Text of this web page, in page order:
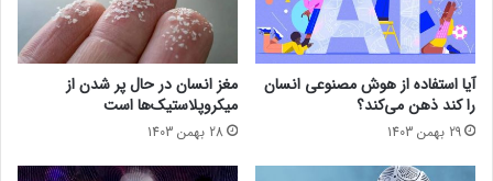
ت
ز
م
ا
ن‌
ب
ن
ی‌
ز
ن
د
!
آیا استفاده از هوش مصنوعی انسان
را کند ذهن می‌کند؟
29 بهمن 1403
مغز انسان در حال پر شدن از
میکروپلاستیک‌ها است
28 بهمن 1403